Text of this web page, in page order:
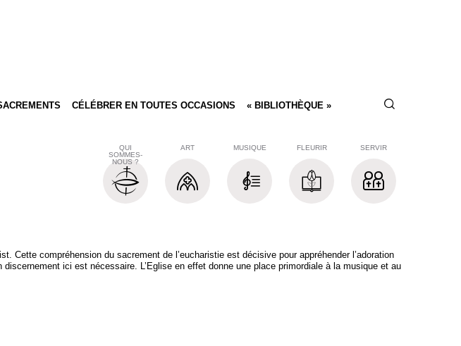
CÉLÉBRER EN TOUTES OCCASIONS « BIBLIOTHÈQUE »
QUI
SOMMES-
NOUS ?
ART MUSIQUE FLEURIR SERVIR
Cette compréhension du sacrement de l’eucharistie est décisive pour appréhender l’adoration
ici est nécessaire. L’Eglise en effet donne une place primordiale à la musique et au